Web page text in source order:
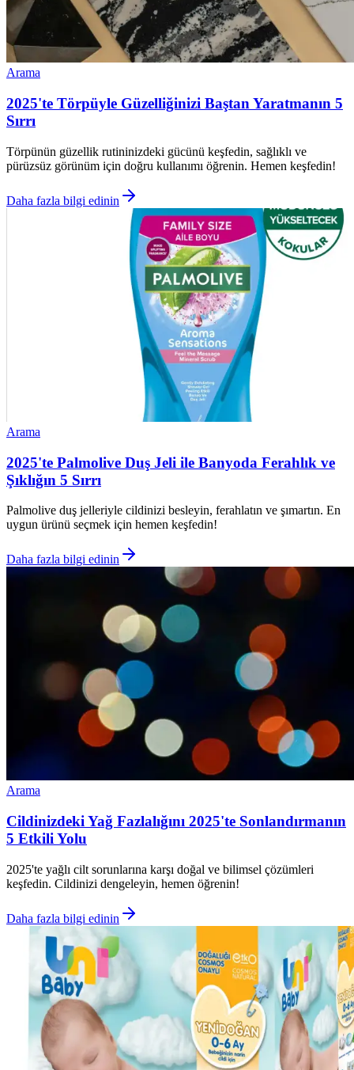
Arama
2025'te Törpüyle Güzelliğinizi Baştan Yaratmanın 5
Sırrı
Törpünün güzellik rutininizdeki gücünü keşfedin, sağlıklı ve
pürüzsüz görünüm için doğru kullanımı öğrenin. Hemen keşfedin!
Daha fazla bilgi edinin
Arama
2025'te Palmolive Duş Jeli ile Banyoda Ferahlık ve
Şıklığın 5 Sırrı
Palmolive duş jelleriyle cildinizi besleyin, ferahlatın ve şımartın. En
uygun ürünü seçmek için hemen keşfedin!
Daha fazla bilgi edinin
Arama
Cildinizdeki Yağ Fazlalığını 2025'te Sonlandırmanın
5 Etkili Yolu
2025'te yağlı cilt sorunlarına karşı doğal ve bilimsel çözümleri
keşfedin. Cildinizi dengeleyin, hemen öğrenin!
Daha fazla bilgi edinin